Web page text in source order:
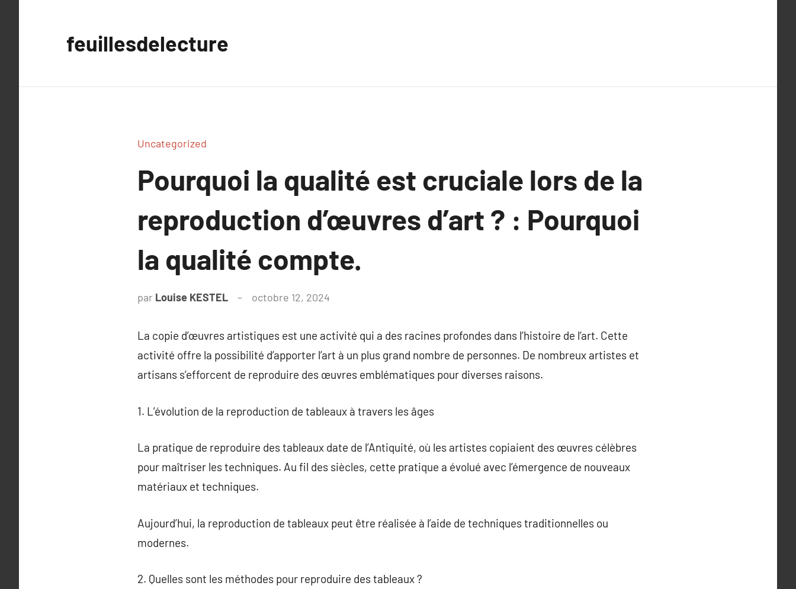
feuillesdelecture
Uncategorized
Pourquoi la qualité est cruciale lors de la
reproduction d’œuvres d’art ? : Pourquoi
la qualité compte.
par Louise KESTEL octobre 12, 2024
La copie d’œuvres artistiques est une activité qui a des racines profondes dans l’histoire de l’art. Cette
activité offre la possibilité d’apporter l’art à un plus grand nombre de personnes. De nombreux artistes et
artisans s’efforcent de reproduire des œuvres emblématiques pour diverses raisons.
1. L’évolution de la reproduction de tableaux à travers les âges
La pratique de reproduire des tableaux date de l’Antiquité, où les artistes copiaient des œuvres célèbres
pour maîtriser les techniques. Au fil des siècles, cette pratique a évolué avec l’émergence de nouveaux
matériaux et techniques.
Aujourd’hui, la reproduction de tableaux peut être réalisée à l’aide de techniques traditionnelles ou
modernes.
2. Quelles sont les méthodes pour reproduire des tableaux ?